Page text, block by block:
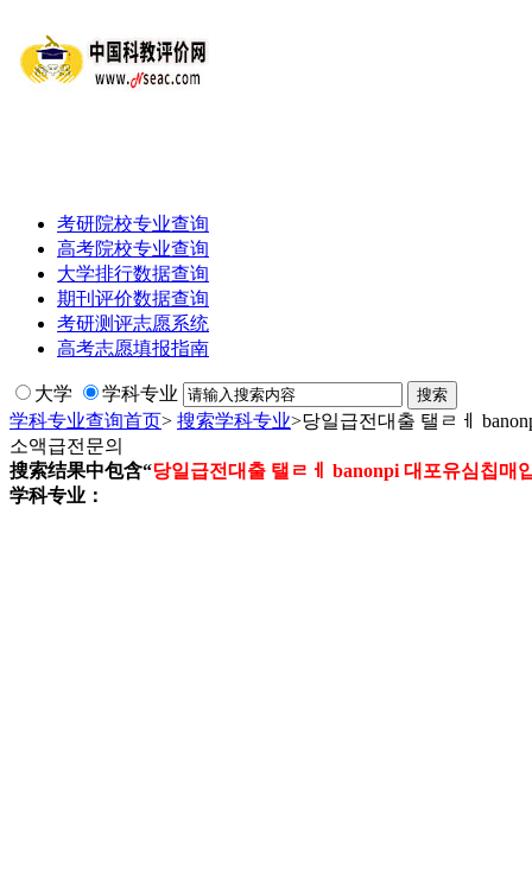
考研院校专业查询
高考院校专业查询
大学排行数据查询
期刊评价数据查询
考研测评志愿系统
高考志愿填报指南
大学
学科专业
学科专业查询首页> 搜索学科专业>당일급전대출 탤ㄹㅔ
소액급전문의
搜索结果中包含“당일급전대출 탤ㄹㅔ banonpi 대포유심칩매
学科专业：